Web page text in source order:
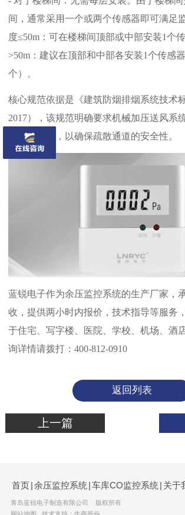
间，通常采用一个或两个传感器即可满足
度≤50m：可在楼梯间顶部或中部安装1个传
>50m：建议在顶部和中部各安装1个传感
个）。
核心规范依据是《建筑防烟排烟系统技术
2017），该规范明确要求机械加压送风系
和调节措施，以确保疏散通道的安全性。
蓝锐电子作为余压监控系统的生产厂家，
收，提供两小时内报价，技术指导等服务
于住宅、写字楼、医院、学校、机场、酒
询详情请拨打：400-812-0910
返回列表
上一篇
首页|余压监控系统|车库CO监控系统| 关于
青岛蓝锐电子制造有限公司 版权所有